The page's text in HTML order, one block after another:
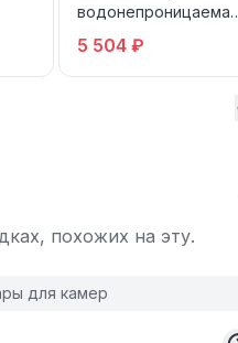
водонепроницаемая
5 504 ₽
похожих на эту.
для камер